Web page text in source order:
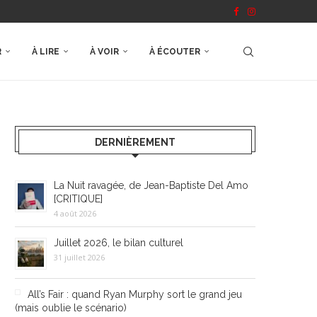
À LIRE À VOIR À ÉCOUTER
DERNIÈREMENT
La Nuit ravagée, de Jean-Baptiste Del Amo
[CRITIQUE]
4 août 2026
Juillet 2026, le bilan culturel
31 juillet 2026
All’s Fair : quand Ryan Murphy sort le grand jeu
(mais oublie le scénario)